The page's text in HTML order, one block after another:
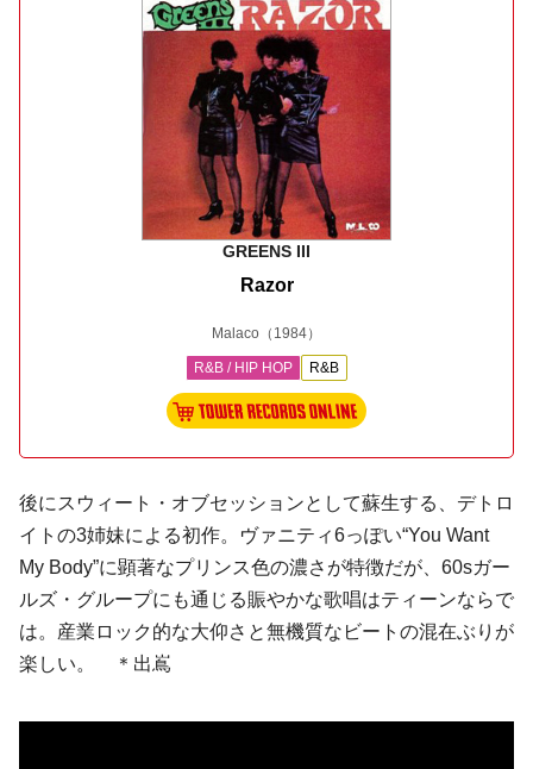
GREENS III
Razor
Malaco （1984）
R&B / HIP HOP R&B
後に スウィート・オブセッションとして蘇生する、デトロ
イトの3姉妹による初作。
ヴァニティ6っぽい“You Want
My Body”に顕著なプリンス色の濃さが特徴だが、60sガー
ルズ・グループにも通じる賑やかな歌唱はティーンならで
は。産業ロック的な大仰さと無機質なビートの混在ぶりが
楽しい。 ＊出嶌